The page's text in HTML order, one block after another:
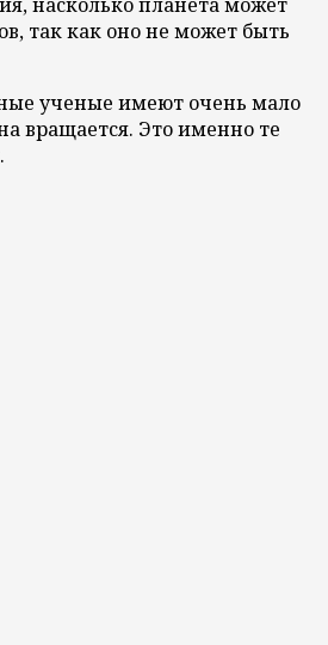
так как оно не может быть
ученые имеют очень мало
вращается. Это именно те